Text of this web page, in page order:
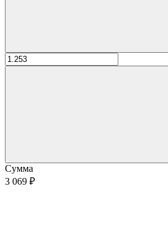
Сумма
3 069 ₽